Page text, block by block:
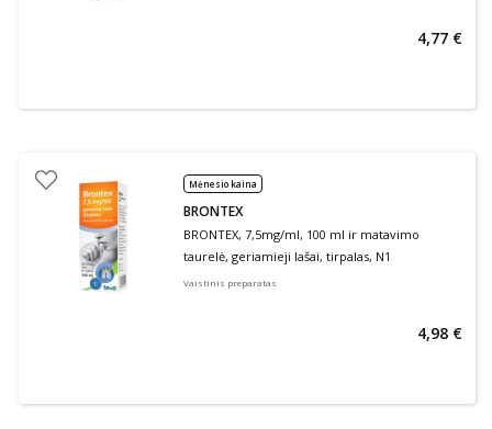
4,77 €
Mėnesio kaina
BRONTEX
BRONTEX, 7,5mg/ml, 100 ml ir matavimo
taurelė, geriamieji lašai, tirpalas, N1
Vaistinis preparatas
4,98 €